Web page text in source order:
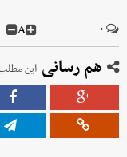
۰ A
هم رسانی این